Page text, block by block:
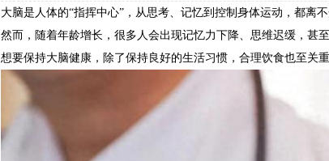
大脑是人体的“指挥中心”，从思考、记忆到控制身体运动，都离不
然而，随着年龄增长，很多人会出现记忆力下降、思维迟缓，甚
想要保持大脑健康，除了保持良好的生活习惯，合理饮食也至关重